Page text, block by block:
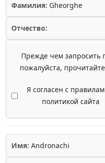
Фамилия: Gheorghe
Отчество:
Прежде чем запросить
пожалуйста, прочитайте
Я согласен с
политикой сайта
Имя: Andronachi